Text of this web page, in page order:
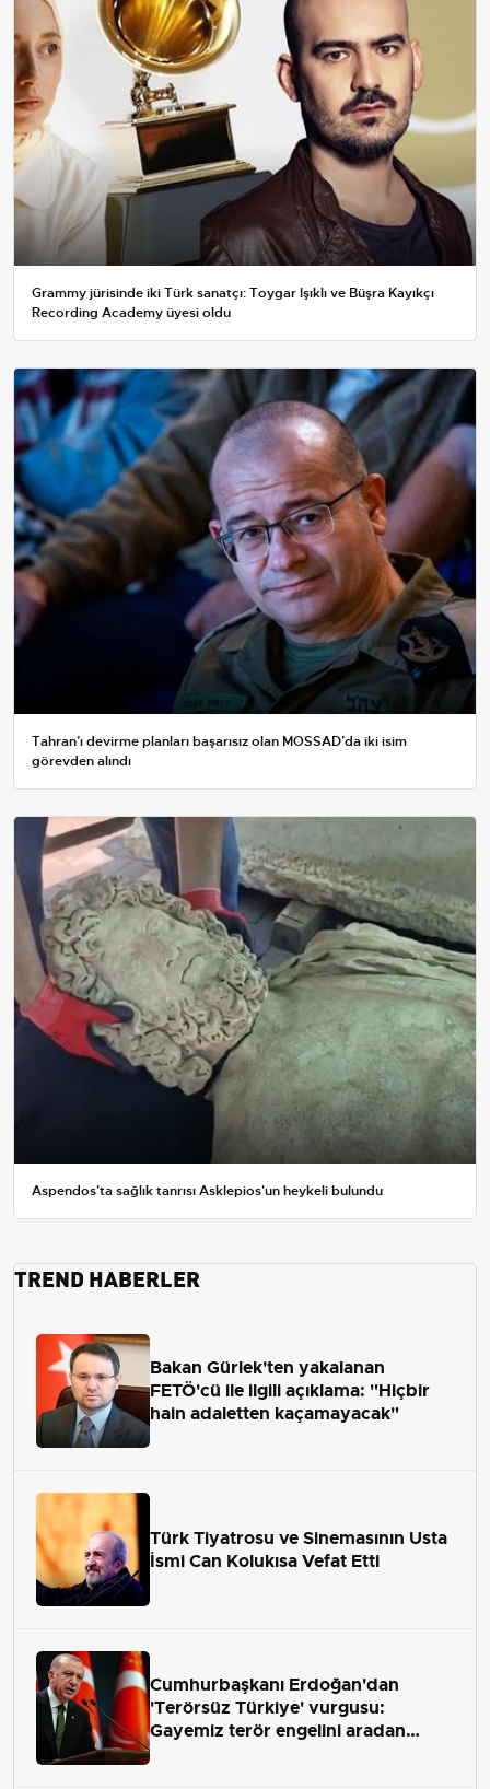
Grammy jürisinde iki Türk sanatçı: Toygar Işıklı ve Büşra Kayıkçı
Recording Academy üyesi oldu
Tahran’ı devirme planları başarısız olan MOSSAD’da iki isim
görevden alındı
Aspendos'ta sağlık tanrısı Asklepios'un heykeli bulundu
TREND HABERLER
Bakan Gürlek'ten yakalanan
FETÖ'cü ile ilgili açıklama: "Hiçbir
hain adaletten kaçamayacak"
Türk Tiyatrosu ve Sinemasının Usta
İsmi Can Kolukısa Vefat Etti
Cumhurbaşkanı Erdoğan'dan
'Terörsüz Türkiye' vurgusu:
Gayemiz terör engelini aradan